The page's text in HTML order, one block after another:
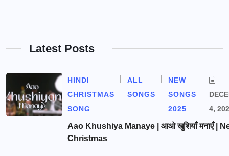
Latest Posts
HINDI
CHRISTMAS
SONG
ALL
SONGS
NEW
SONGS
2025
4,
Aao Khushiya Manaye | आओ खुशियाँ मनाएँ |
Christmas